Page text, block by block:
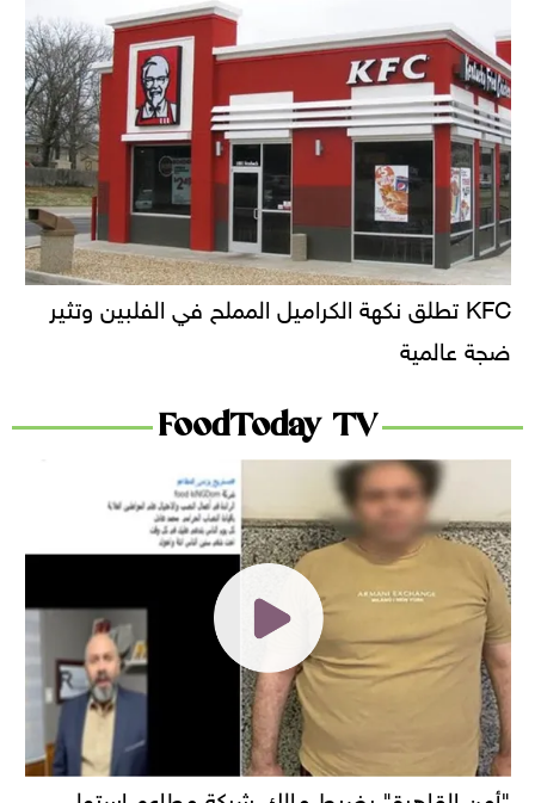
KFC تطلق نكهة الكراميل المملح في الفلبين وتثير
ضجة عالمية
FoodToday TV